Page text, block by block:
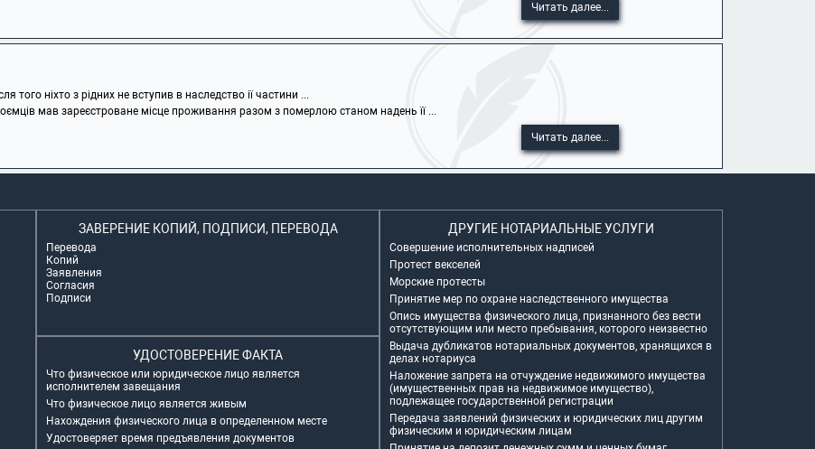
Читать далее...
того ніхто з рідних не вступив в наследство ії частини ...
мав зареєстроване місце проживання разом з померлою станом надень її ...
Читать далее...
ЗАВЕРЕНИЕ КОПИЙ, ПОДПИСИ, ПЕРЕВОДА
Перевода
Копий
Заявления
Согласия
Подписи
УДОСТОВЕРЕНИЕ ФАКТА
Что физическое или юридическое лицо является
исполнителем завещания
Что физическое лицо является живым
Нахождения физического лица в определенном месте
Удостоверяет время предъявления документов
ДРУГИЕ НОТАРИАЛЬНЫЕ УСЛУГИ
Совершение исполнительных надписей
Протест векселей
Морские протесты
Принятие мер по охране наследственного имущества
Опись имущества физического лица, признанного без вести
отсутствующим или место пребывания, которого неизвестно
Выдача дубликатов нотариальных документов, хранящихся в
делах нотариуса
Наложение запрета на отчуждение недвижимого имущества
(имущественных прав на недвижимое имущество),
подлежащее государственной регистрации
Передача заявлений физических и юридических лиц другим
физическим и юридическим лицам